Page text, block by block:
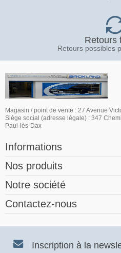
Retours
Retours possibles
Magasin / point de vente : 27 Avenue
Siège social (adresse légale) : 347
Paul-lès-Dax
Informations
Nos produits
Notre société
Contactez-nous
Inscription à la